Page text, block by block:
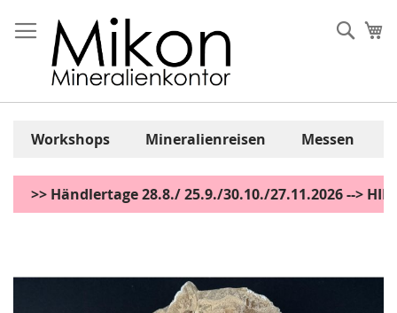
Inhalt
springen
Workshops Mineralienreisen Messen
>> Händlertage 28.8./ 25.9./30.10./27.11.2026 -->
der